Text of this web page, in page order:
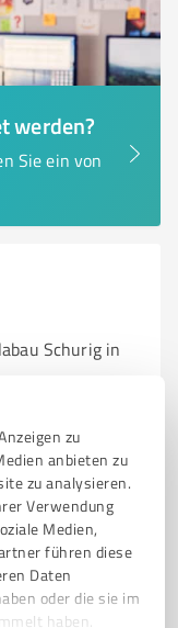
zu
anbieten zu
zu analysieren.
Verwendung
Medien,
führen diese
Daten
oder die sie im
haben.
werden?
Sie ein von
Schurig in
KUNDENSERVICE